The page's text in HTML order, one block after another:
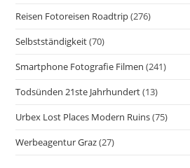
Reisen Fotoreisen Roadtrip(276)
Selbstständigkeit(70)
Smartphone Fotografie Filmen (241)
Todsünden 21ste Jahrhundert(13)
Urbex Lost Places Modern Ruins(75)
Werbeagentur Graz(27)